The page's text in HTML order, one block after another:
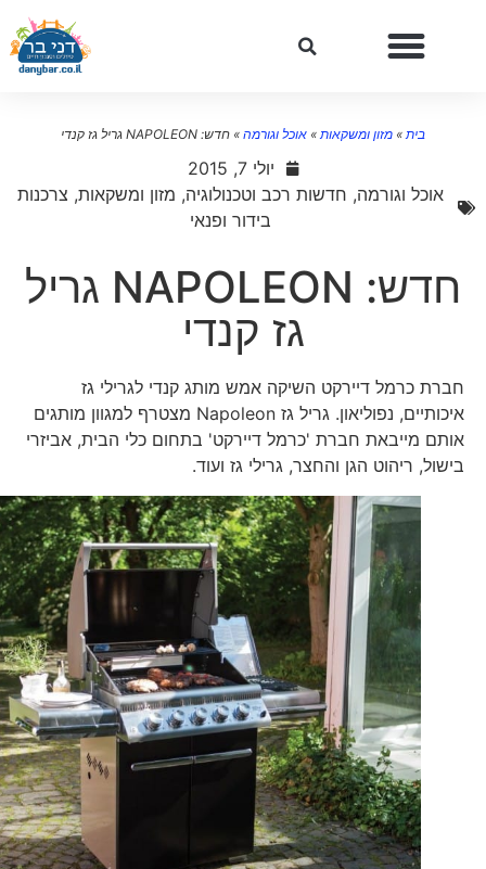
»מזון ומשקאות»אוכל וגורמה»חדש: NAPOLEON גריל גז קנדי
יולי 7, 2015
אוכל וגורמה,חדשות רכב וטכנולוגיה,מזון ומשקאות,צרכנות
בידור ופנאי
חדש: NAPOLEON גריל
גז קנדי
חברת כרמל דיירקט השיקה אמש מותג קנדי לגרילי גז
איכותיים, נפוליאון. גריל גז Napoleon מצטרף למגוון מותגים
אותם מייבאת חברת 'כרמל דיירקט' בתחום כלי הבית, אביזרי
בישול, ריהוט הגן והחצר, גרילי גז ועוד.